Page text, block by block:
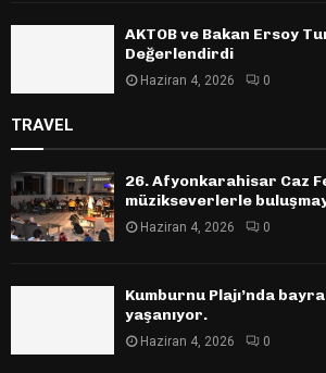
AKTOB ve Bakan Ersoy
Değerlendirdi
Haziran 4, 2026 0
TRAVEL
26. Afyonkarahisar Caz
müzikseverlerle
Haziran 4, 2026 0
Kumburnu Plajı’nda
yaşanıyor.
Haziran 4, 2026 0